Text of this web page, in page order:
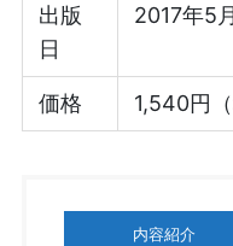
出版
日
2017年5月
価格 1,540円（
内容紹介